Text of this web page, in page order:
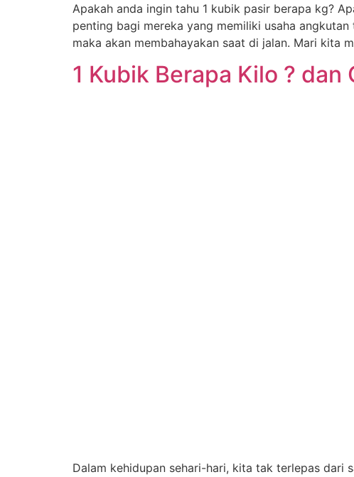
Apakah anda ingin tahu 1 kubik pasir berapa kg?
penting bagi mereka yang memiliki usaha
maka akan membahayakan saat di jalan. Mari kita
1 Kubik Berapa Kilo ?
Dalam kehidupan sehari-hari, kita tak terlepas dari